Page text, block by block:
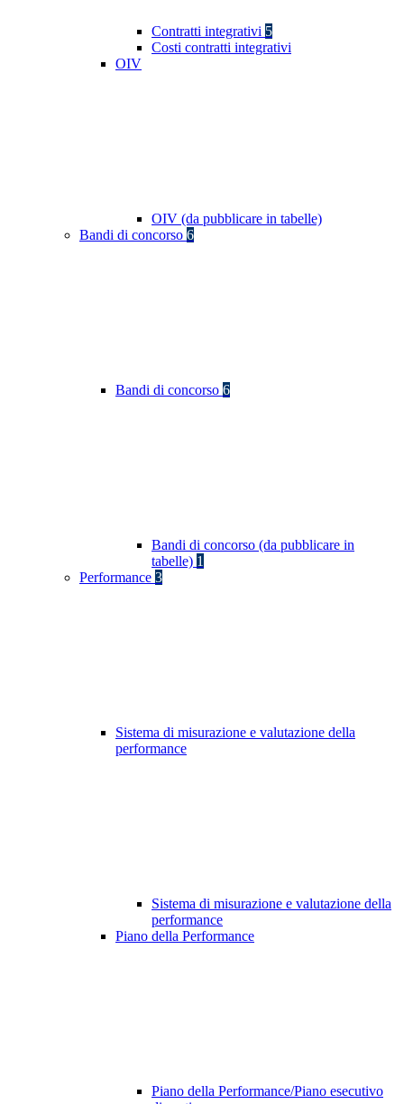
Contratti integrativi 5
Costi contratti integrativi
OIV
OIV (da pubblicare in tabelle)
Bandi di concorso 6
Bandi di concorso 6
Bandi di concorso (da pubblicare in
tabelle) 1
Performance 3
Sistema di misurazione e valutazione della
performance
Sistema di misurazione e valutazione della
performance
Piano della Performance
Piano della Performance/Piano esecutivo